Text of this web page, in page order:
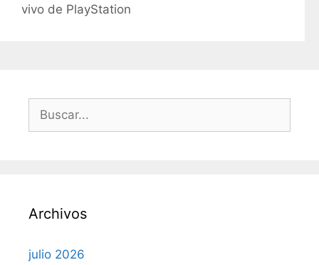
o
vivo de PlayStation
:
Archivos
julio 2026